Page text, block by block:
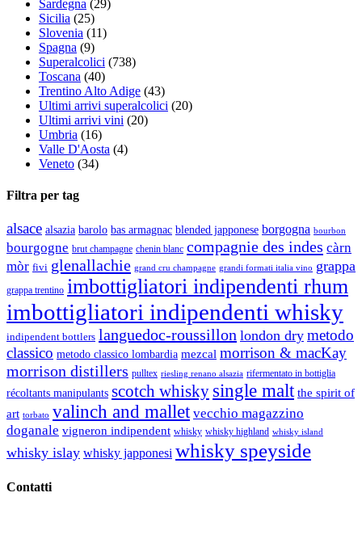
Sardegna (29)
Sicilia (25)
Slovenia (11)
Spagna (9)
Superalcolici (738)
Toscana (40)
Trentino Alto Adige (43)
Ultimi arrivi superalcolici (20)
Ultimi arrivi vini (20)
Umbria (16)
Valle D'Aosta (4)
Veneto (34)
Filtra per tag
alsace alsazia barolo bas armagnac blended japponese borgogna bourbon
bourgogne brut champagne chenin blanc compagnie des indes càrn
mòr fivi glenallachie grand cru champagne grandi formati italia vino grappa
grappa trentino imbottigliatori indipendenti rhum
imbottigliatori indipendenti whisky
indipendent bottlers languedoc-roussillon london dry metodo
classico metodo classico lombardia mezcal morrison & macKay
morrison distillers pulltex riesling renano alsazia rifermentato in bottiglia
récoltants manipulants scotch whisky single malt the spirit of
art torbato valinch and mallet vecchio magazzino
doganale vigneron indipendent whisky whisky highland whisky island
whisky islay whisky japponesi whisky speyside
Contatti